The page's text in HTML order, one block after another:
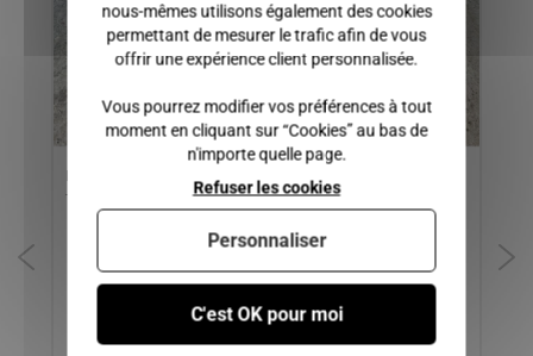
BOUCHON DE RESEVOIR
TOUS MODELES
SUPPORT DEMARREUR
MICROCAR SHERPA 1-2,
MGO 1 / CHATENET
BAROODER, SPEEDINO,
BELLIER VX550, VX650,
DIVANE, OPALE, ...
nous-mêmes utilisons également des cookies
permettant de mesurer le trafic afin de vous
offrir une expérience client personnalisée.
Vous pourrez modifier vos préférences à tout
moment en cliquant sur “Cookies” au bas de
n'importe quelle page.
C'est OK pour moi
Refuser les cookies
Personnaliser